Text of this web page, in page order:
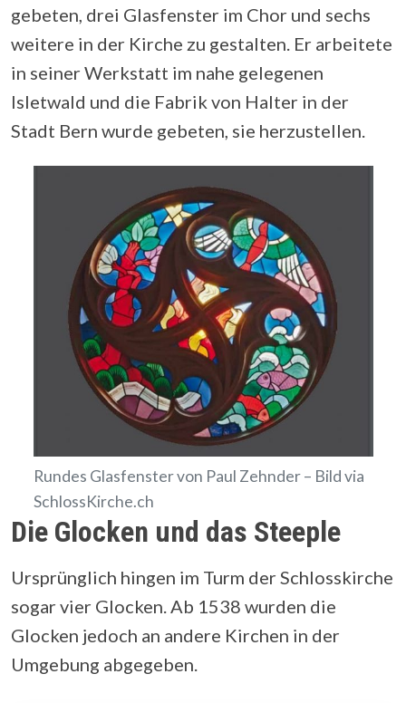
gebeten, drei Glasfenster im Chor und sechs
weitere in der Kirche zu gestalten. Er arbeitete
in seiner Werkstatt im nahe gelegenen
Isletwald und die Fabrik von Halter in der
Stadt Bern wurde gebeten, sie herzustellen.
Rundes Glasfenster von Paul Zehnder – Bild via
SchlossKirche.ch
Die Glocken und das Steeple
Ursprünglich hingen im Turm der Schlosskirche
sogar vier Glocken. Ab 1538 wurden die
Glocken jedoch an andere Kirchen in der
Umgebung abgegeben.